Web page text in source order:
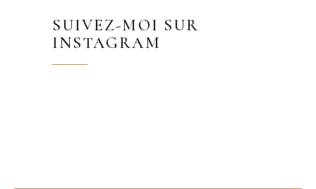
SUIVEZ-MOI SUR
INSTAGRAM